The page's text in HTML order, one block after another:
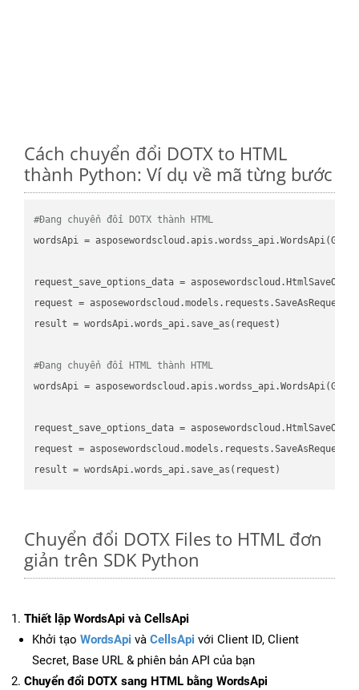
Cách chuyển đổi DOTX to HTML
thành Python: Ví dụ về mã từng bước
#Đang chuyển đổi DOTX thành HTML
wordsApi =
request_save_options_data =
request
result = wordsApi.words_api.save_as(request)
#Đang chuyển đổi HTML thành HTML
wordsApi =
request_save_options_data =
request
result
Chuyển đổi DOTX Files to HTML đơn
giản trên SDK Python
Thiết lập WordsApi và CellsApi
Khởi tạo WordsApi và CellsApi với Client ID, Client
Secret, Base URL & phiên bản API của bạn
Chuyển đổi DOTX sang HTML bằng WordsApi